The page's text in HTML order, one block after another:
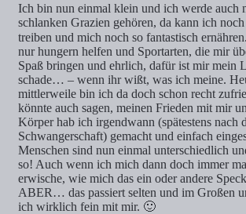
Ich bin nun einmal klein und ich werde auch
schlanken Grazien gehören, da kann ich
treiben und mich noch so fantastisch
nur hungern helfen und Sportarten, die mir
Spaß bringen und ehrlich, dafür ist mir mein
schade… – wenn ihr wißt, was ich meine.
mittlerweile bin ich da doch schon recht
könnte auch sagen, meinen Frieden mit mir
Körper hab ich irgendwann (spätestens nach
Schwangerschaft) gemacht und einfach
Menschen sind nun einmal unterschiedlich
so! Auch wenn ich mich dann doch immer
erwische, wie mich das ein oder andere
ABER… das passiert selten und im Großen
ich wirklich fein mit mir. 🙂